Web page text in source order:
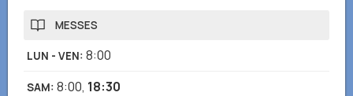
MESSES
LUN - VEN: 8:00
SAM: 8:00, 18:30